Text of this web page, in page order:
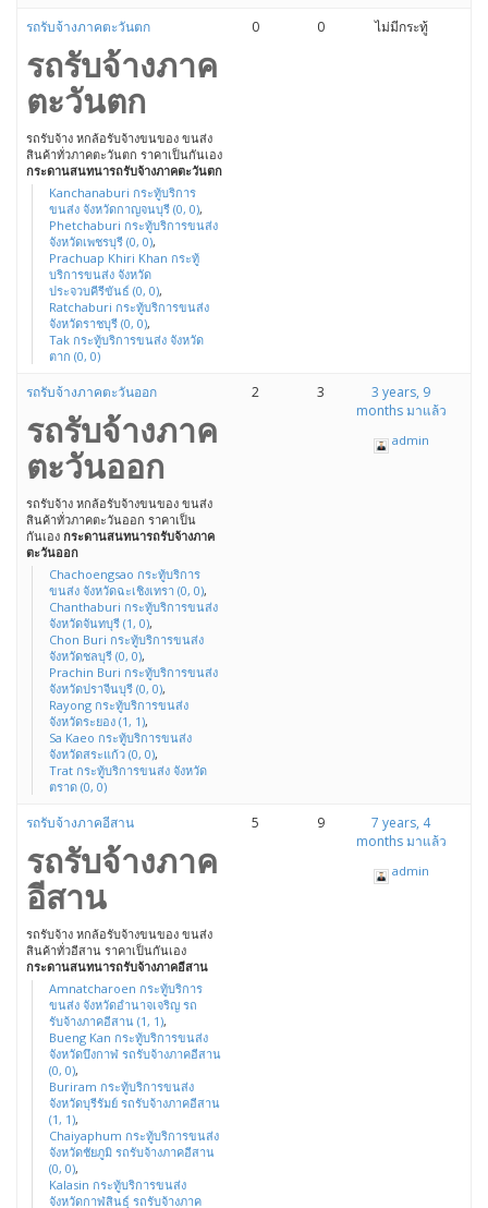
รถรับจ้างภาคตะวันตก
รถรับจ้างภาค
ตะวันตก
รถรับจ้าง หกล้อรับจ้างขนของ ขนส่ง
สินค้าทั่วภาคตะวันตก ราคาเป็นกันเอง
กระดานสนทนารถรับจ้างภาคตะวันตก
Kanchanaburi กระทู้บริการ
ขนส่ง จังหวัดกาญจนบุรี (0, 0),
Phetchaburi กระทู้บริการขนส่ง
จังหวัดเพชรบุรี (0, 0),
Prachuap Khiri Khan กระทู้
บริการขนส่ง จังหวัด
ประจวบคีรีขันธ์ (0, 0),
Ratchaburi กระทู้บริการขนส่ง
จังหวัดราชบุรี (0, 0),
Tak กระทู้บริการขนส่ง จังหวัด
ตาก (0, 0)
0 0 ไม่มีกระทู้
รถรับจ้างภาคตะวันออก
รถรับจ้างภาค
ตะวันออก
รถรับจ้าง หกล้อรับจ้างขนของ ขนส่ง
สินค้าทั่วภาคตะวันออก ราคาเป็น
กันเอง กระดานสนทนารถรับจ้างภาค
ตะวันออก
Chachoengsao กระทู้บริการ
ขนส่ง จังหวัดฉะเชิงเทรา (0, 0),
Chanthaburi กระทู้บริการขนส่ง
จังหวัดจันทบุรี (1, 0),
Chon Buri กระทู้บริการขนส่ง
จังหวัดชลบุรี (0, 0),
Prachin Buri กระทู้บริการขนส่ง
จังหวัดปราจีนบุรี (0, 0),
Rayong กระทู้บริการขนส่ง
จังหวัดระยอง (1, 1),
Sa Kaeo กระทู้บริการขนส่ง
จังหวัดสระแก้ว (0, 0),
Trat กระทู้บริการขนส่ง จังหวัด
ตราด (0, 0)
2 3
3 years, 9
months มาแล้ว
admin
รถรับจ้างภาคอีสาน
รถรับจ้างภาค
อีสาน
รถรับจ้าง หกล้อรับจ้างขนของ ขนส่ง
สินค้าทั่วอีสาน ราคาเป็นกันเอง
กระดานสนทนารถรับจ้างภาคอีสาน
Amnatcharoen กระทู้บริการ
ขนส่ง จังหวัดอำนาจเจริญ รถ
รับจ้างภาคอีสาน (1, 1),
Bueng Kan กระทู้บริการขนส่ง
จังหวัดบึงกาฬ รถรับจ้างภาคอีสาน
(0, 0),
Buriram กระทู้บริการขนส่ง
จังหวัดบุรีรัมย์ รถรับจ้างภาคอีสาน
(1, 1),
Chaiyaphum กระทู้บริการขนส่ง
จังหวัดชัยภูมิ รถรับจ้างภาคอีสาน
(0, 0),
Kalasin กระทู้บริการขนส่ง
จังหวัดกาฬสินธุ์ รถรับจ้างภาค
5 9
7 years, 4
months มาแล้ว
admin